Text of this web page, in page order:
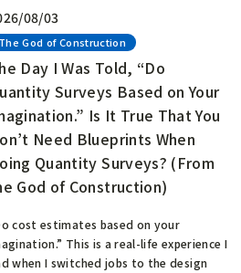
08/03
The God of Construction
Day I Was Told, “Do
Surveys Based on Your
Is It True That You
Need Blueprints When
Quantity Surveys? (From
God of Construction)
cost estimates based on your
This is a real-life experience I
when I switched jobs to the design